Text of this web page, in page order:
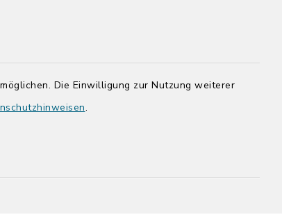
Die Einwilligung zur Nutzung weiterer
.